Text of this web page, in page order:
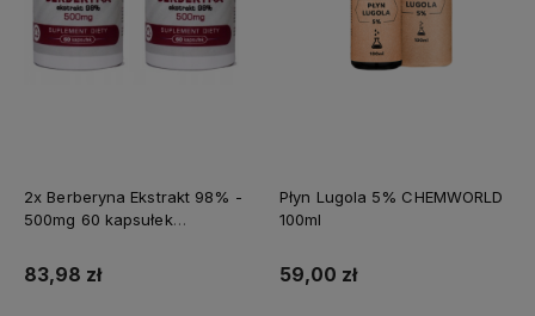
2x Berberyna Ekstrakt 98% -
500mg 60 kapsułek
83,98 zł
Płyn Lugola 5% CHEMWORLD
100ml
59,00 zł